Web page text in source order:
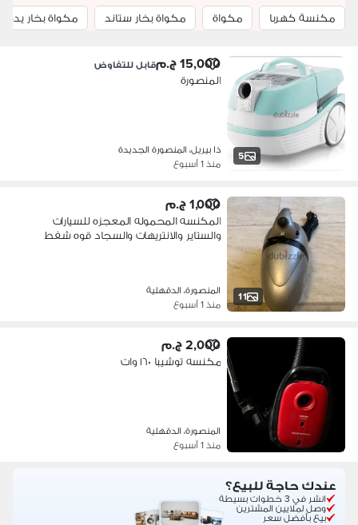
مكنسة كهربا
مكواة مكواة بخار ستاند مكواة بخار يدوي
5
15,000 ج.م قابل للتفاوض
المنصورة
ذا بيريل، المنصورة الجديدة
منذ 1 أسبوع
11
1,000 ج.م
المكنسه المحموله المعجزه للسيارات
والستاير والانتريهات والسجاد قوه شفط
المنصورة، الدقهلية
منذ 1 أسبوع
2,000 ج.م
مكنسه توشيبا ١٦٠٠ وات
المنصورة، الدقهلية
منذ 1 أسبوع
عندك حاجة للبيع؟
انشر في 3 خطوات بسيطة
وصل لملايين المشترين
بيع بأفضل سعر